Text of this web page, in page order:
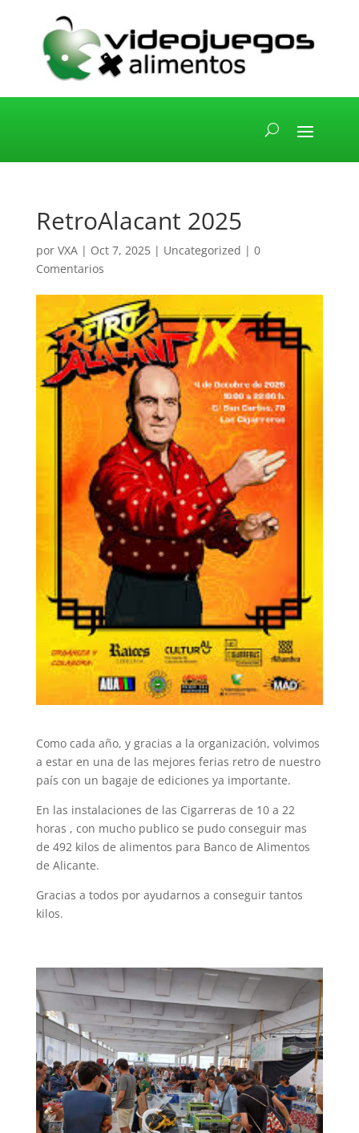
RetroAlacant 2025
por VXA| Oct 7, 2025| Uncategorized | 0
Comentarios
Como cada año, y gracias a la organización, volvimos
a estar en una de las mejores ferias retro de nuestro
país con un bagaje de ediciones ya importante.
En las instalaciones de las Cigarreras de 10 a 22
horas , con mucho publico se pudo conseguir mas
de 492 kilos de alimentos para Banco de Alimentos
de Alicante.
Gracias a todos por ayudarnos a conseguir tantos
kilos.